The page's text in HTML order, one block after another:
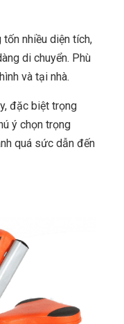
nhiều diện tích,
di chuyển. Phù
và tại nhà.
đặc biệt trọng
ý chọn trọng
quá sức dẫn đến